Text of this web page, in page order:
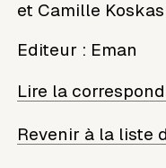
et Camille
Editeur : Eman
Lire la
Revenir à la liste